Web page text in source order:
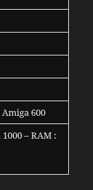
600
– RAM :